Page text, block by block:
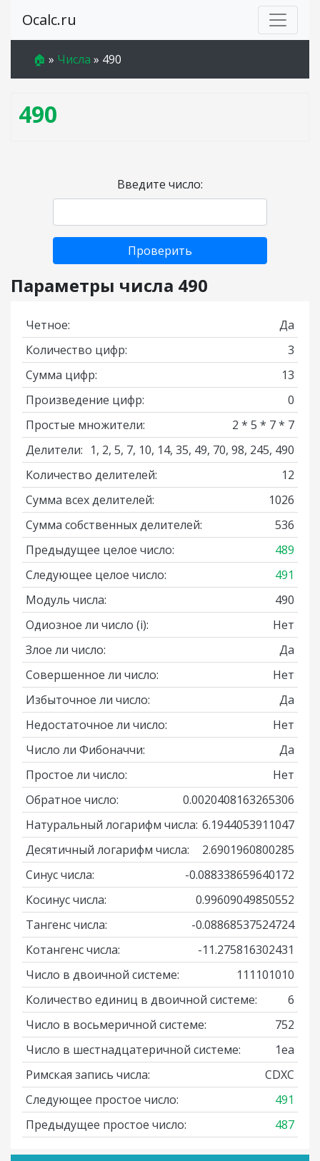
Ocalc.ru
🏠 » Числа » 490
490
Введите число:
Проверить
Параметры числа 490
Четное:
Да
Количество цифр:
3
Сумма цифр:
13
Произведение цифр:
0
Простые множители:
2 * 5 * 7 * 7
Делители: 1, 2, 5, 7, 10, 14, 35, 49, 70, 98, 245, 490
Количество делителей:
12
Сумма всех делителей:
1026
Сумма собственных делителей:
536
Предыдущее целое число:
489
Следующее целое число:
491
Модуль числа:
490
Одиозное ли число (i):
Нет
Злое ли число:
Да
Совершенное ли число:
Нет
Избыточное ли число:
Да
Недостаточное ли число:
Нет
Число ли Фибоначчи:
Да
Простое ли число:
Нет
Обратное число:
0.0020408163265306
Натуральный логарифм числа: 6.1944053911047
Десятичный логарифм числа:
2.6901960800285
Синус числа:
-0.088338659640172
Косинус числа:
0.99609049850552
Тангенс числа:
-0.08868537524724
Котангенс числа:
-11.275816302431
Число в двоичной системе:
111101010
Количество единиц в двоичной системе:
6
Число в восьмеричной системе:
752
Число в шестнадцатеричной системе:
1ea
Римская запись числа:
CDXC
Следующее простое число:
491
Предыдущее простое число:
487